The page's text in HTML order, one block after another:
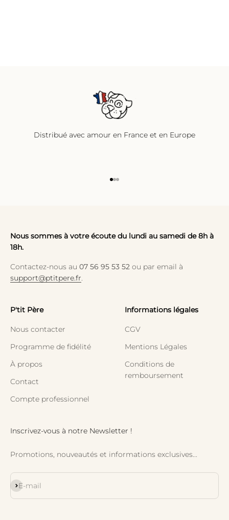
Distribué avec amour en France et en Europe
Nous sommes à votre écoute du lundi au samedi de 8h à
18h.
Contactez-nous au 07 56 95 53 52 ou par email à
support@ptitpere.fr.
P'tit Père
Nous contacter
Programme de fidélité
À propos
Contact
Compte professionnel
Informations légales
CGV
Mentions Légales
Conditions de
remboursement
Inscrivez-vous à notre Newsletter !
Promotions, nouveautés et informations exclusives...
E-mail
S'inscrire